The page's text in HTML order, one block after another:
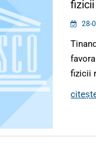
fizicii
28-
fizicii